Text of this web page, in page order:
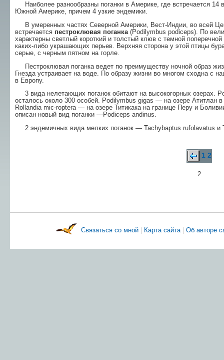
Наиболее разнообразны поганки в Америке, где встречается 14
Южной Америке, причем 4 узкие эндемики.
В умеренных частях Северной Америки, Вест-Индии, во всей
встречается пестроклювая поганка(Podilymbus podiceps). По
характерны светлый короткий и толстый клюв с темной
каких-либо украшающих перьев. Верх­няя сторона у этой птицы
серые, с чер­ным пятном на горле.
Пестроклювая поганка ведет по преимуществу ночной образ
Гнезда устраивает на воде. По образу жизни во многом сходна с
в Европу.
3 вида нелетающих поганок обитают на высоко­горных озерах.
осталось около 300 особей. Podi­lymbus gigas — на озере Атитлан
Rollandia mic-roptera — на озере Титикака на границе Перу и
описан новый вид поганки —Podiceps andinus.
2 эндемичных вида мелких поганок — Tachy­baptus rufolavatus и
1 2
2
Связаться со мной Карта сайта|Об авторе